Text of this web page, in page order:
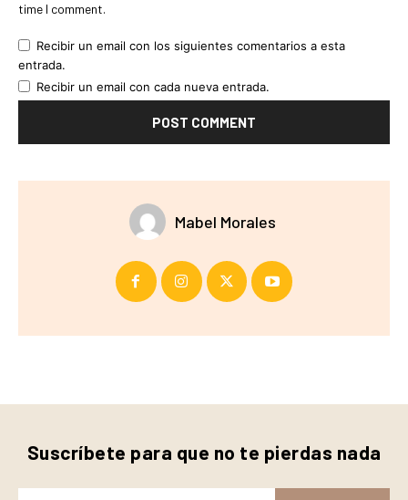
time I comment.
Recibir un email con los siguientes comentarios a esta
entrada.
Recibir un email con cada nueva entrada.
Mabel Morales
Suscríbete para que no te pierdas nada